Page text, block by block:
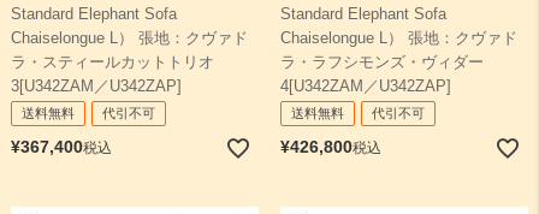
Standard Elephant Sofa
Chaiselongue L） 張地：クヴァド
ラ・スティールカットトリオ
3[U342ZAM／U342ZAP]
送料無料 代引不可
¥367,400税込
Standard Elephant Sofa
Chaiselongue L） 張地：クヴァド
ラ・ラフシモンズ・ヴィダー
4[U342ZAM／U342ZAP]
送料無料 代引不可
¥426,800税込